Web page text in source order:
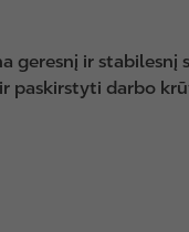
geresnį ir stabilesnį
paskirstyti darbo